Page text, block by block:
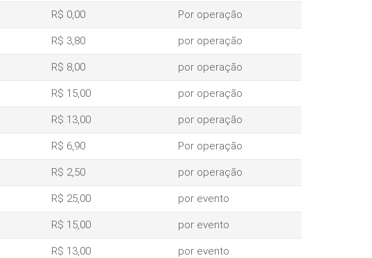
R$ 0,00 Por operação
R$ 3,80 por operação
R$ 8,00 por operação
R$ 15,00 por operação
R$ 13,00 por operação
R$ 6,90 Por operação
R$ 2,50 por operação
R$ 25,00 por evento
R$ 15,00 por evento
R$ 13,00 por evento